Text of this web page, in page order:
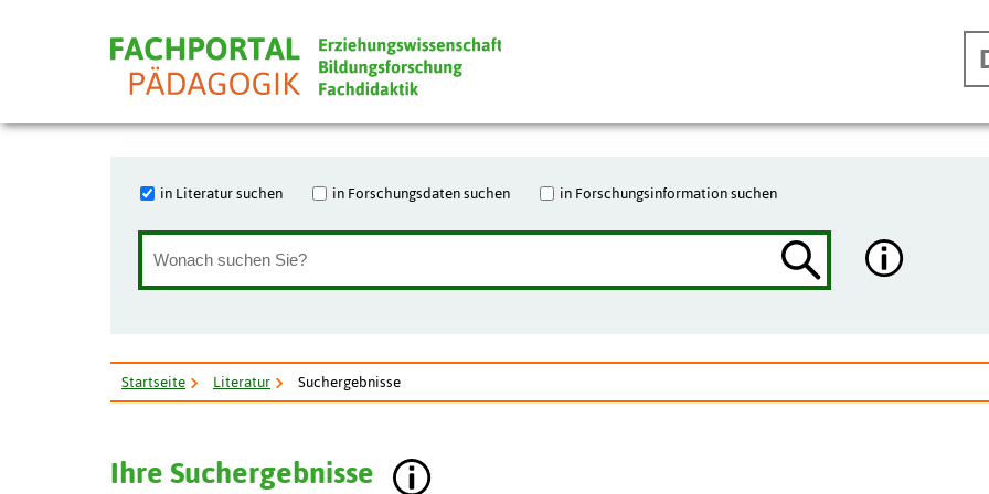
in Literatur suchen in Forschungsdaten suchen in Forschungsinformation suchen
Startseite Literatur Suchergebnisse
Ihre Suchergebnisse